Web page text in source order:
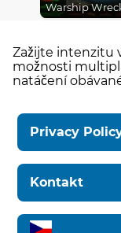
Warship
Zažijte intenzitu
možnosti
natáčení
Privacy
Kontakt